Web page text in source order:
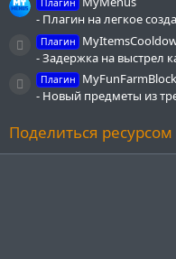
Плагин
- Плагин на легкое
Иконка ресурса
Плагин
- Задержка на выстрел
Иконка ресурса
Плагин
- Новый предметы из
Поделиться ресурсом